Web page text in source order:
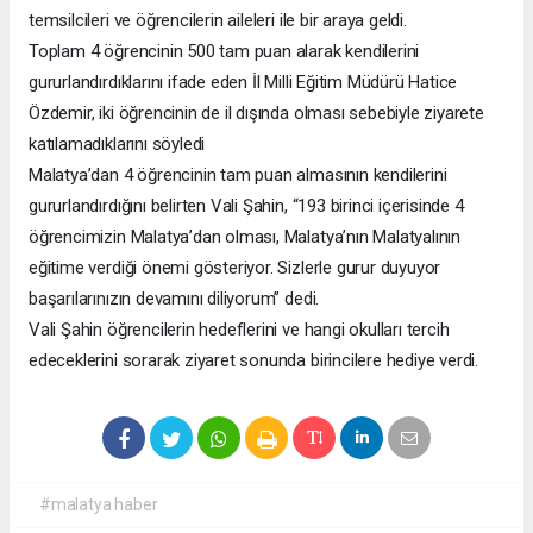
temsilcileri ve öğrencilerin aileleri ile bir araya geldi.
Toplam 4 öğrencinin 500 tam puan alarak kendilerini
gururlandırdıklarını ifade eden İl Milli Eğitim Müdürü Hatice
Özdemir, iki öğrencinin de il dışında olması sebebiyle ziyarete
katılamadıklarını söyledi
Malatya’dan 4 öğrencinin tam puan almasının kendilerini
gururlandırdığını belirten Vali Şahin, “193 birinci içerisinde 4
öğrencimizin Malatya’dan olması, Malatya’nın Malatyalının
eğitime verdiği önemi gösteriyor. Sizlerle gurur duyuyor
başarılarınızın devamını diliyorum” dedi.
Vali Şahin öğrencilerin hedeflerini ve hangi okulları tercih
edeceklerini sorarak ziyaret sonunda birincilere hediye verdi.
#malatya haber